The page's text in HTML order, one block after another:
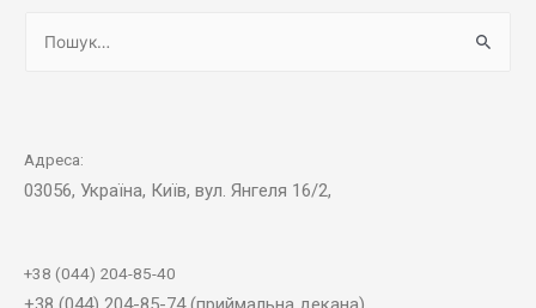
Адреса:
03056, Україна, Київ, вул. Янгеля 16/2,
+38 (044) 204-85-40